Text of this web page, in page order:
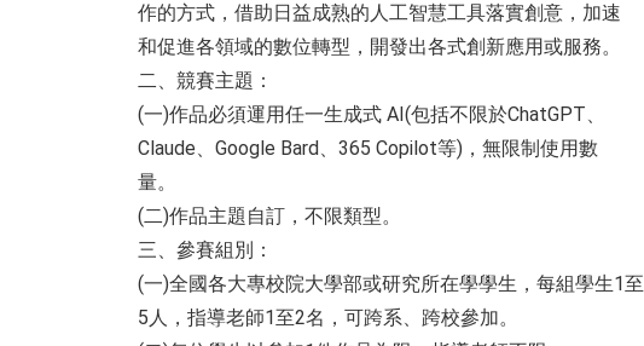
作的方式，借助日益成熟的人工智慧工具落實創意，加速
和促進各領域的數位轉型，開發出各式創新應用或服務。
二、競賽主題：
(一)作品必須運用任一生成式 AI(包括不限於ChatGPT、
Claude、Google Bard、365 Copilot等)，無限制使用數
量。
(二)作品主題自訂，不限類型。
三、參賽組別：
(一)全國各大專校院大學部或研究所在學學生，每組學生1至
5人，指導老師1至2名，可跨系、跨校參加。